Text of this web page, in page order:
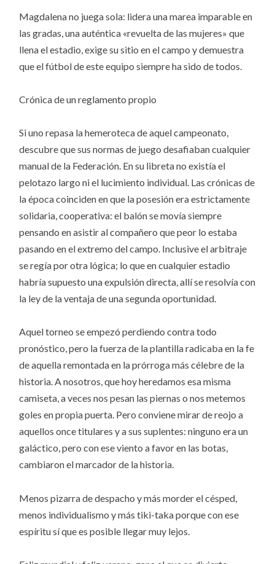
Magdalena no juega sola: lidera una marea imparable en
las gradas, una auténtica «revuelta de las mujeres» que
llena el estadio, exige su sitio en el campo y demuestra
que el fútbol de este equipo siempre ha sido de todos.
Crónica de un reglamento propio
Si uno repasa la hemeroteca de aquel campeonato,
descubre que sus normas de juego desafiaban cualquier
manual de la Federación. En su libreta no existía el
pelotazo largo ni el lucimiento individual. Las crónicas de
la época coinciden en que la posesión era estrictamente
solidaria, cooperativa: el balón se movía siempre
pensando en asistir al compañero que peor lo estaba
pasando en el extremo del campo. Inclusive el arbitraje
se regía por otra lógica; lo que en cualquier estadio
habría supuesto una expulsión directa, allí se resolvía con
la ley de la ventaja de una segunda oportunidad.
Aquel torneo se empezó perdiendo contra todo
pronóstico, pero la fuerza de la plantilla radicaba en la fe
de aquella remontada en la prórroga más célebre de la
historia. A nosotros, que hoy heredamos esa misma
camiseta, a veces nos pesan las piernas o nos metemos
goles en propia puerta. Pero conviene mirar de reojo a
aquellos once titulares y a sus suplentes: ninguno era un
galáctico, pero con ese viento a favor en las botas,
cambiaron el marcador de la historia.
Menos pizarra de despacho y más morder el césped,
menos individualismo y más tiki-taka porque con ese
espíritu sí que es posible llegar muy lejos.